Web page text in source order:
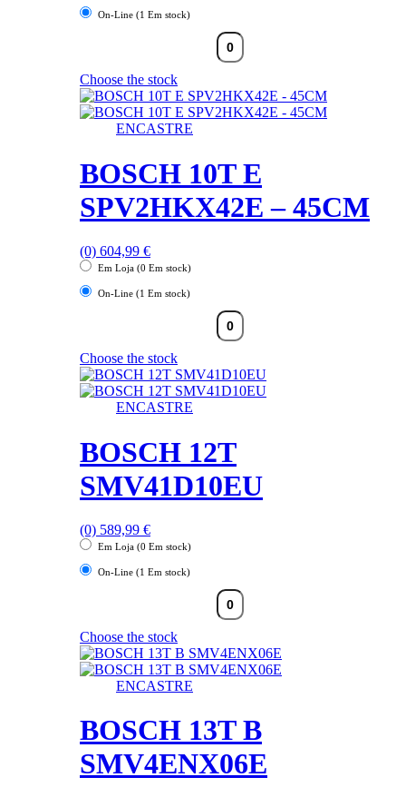
On-Line (1 Em stock)
Choose the stock
ENCASTRE
BOSCH 10T E
SPV2HKX42E – 45CM
(0) 604,99 €
Em Loja (0 Em stock)
On-Line (1 Em stock)
Choose the stock
ENCASTRE
BOSCH 12T
SMV41D10EU
(0) 589,99 €
Em Loja (0 Em stock)
On-Line (1 Em stock)
Choose the stock
ENCASTRE
BOSCH 13T B
SMV4ENX06E